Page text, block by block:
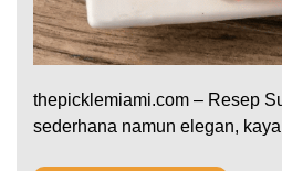
thepicklemiami.com – Resep
sederhana namun elegan,